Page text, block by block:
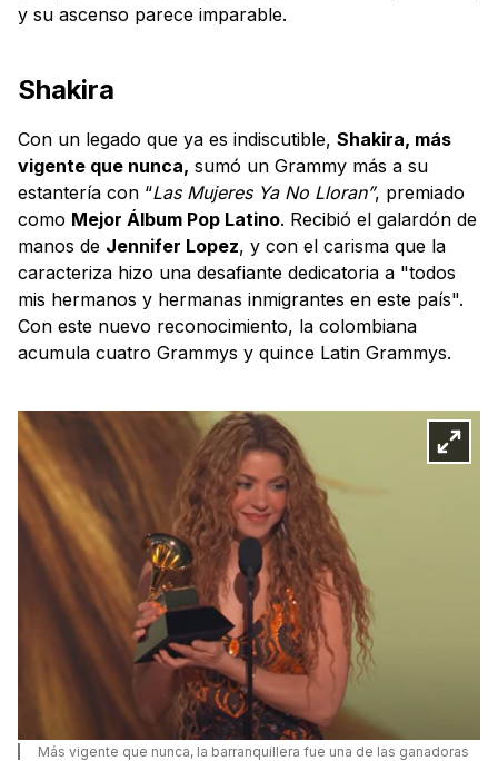
y su ascenso parece imparable.
Shakira
Con un legado que ya es indiscutible, Shakira, más
vigente que nunca, sumó un Grammy más a su
estantería con “Las Mujeres Ya No Lloran”, premiado
como Mejor Álbum Pop Latino. Recibió el galardón de
manos de Jennifer Lopez, y con el carisma que la
caracteriza hizo una desafiante dedicatoria a "todos
mis hermanos y hermanas inmigrantes en este país".
Con este nuevo reconocimiento, la colombiana
acumula cuatro Grammys y quince Latin Grammys.
Más vigente que nunca, la barranquillera fue una de las ganadoras